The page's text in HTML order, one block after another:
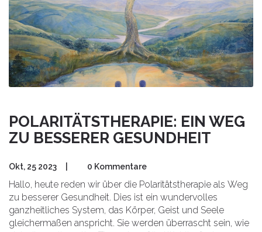
POLARITÄTSTHERAPIE: EIN WEG
ZU BESSERER GESUNDHEIT
Okt, 25 2023 0 Kommentare
Hallo, heute reden wir über die Polaritätstherapie als Weg
zu besserer Gesundheit. Dies ist ein wundervolles
ganzheitliches System, das Körper, Geist und Seele
gleichermaßen anspricht. Sie werden überrascht sein, wie